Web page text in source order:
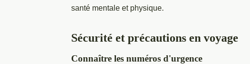
santé mentale et physique.
Sécurité et précautions en voyage
Connaître les numéros d'urgence